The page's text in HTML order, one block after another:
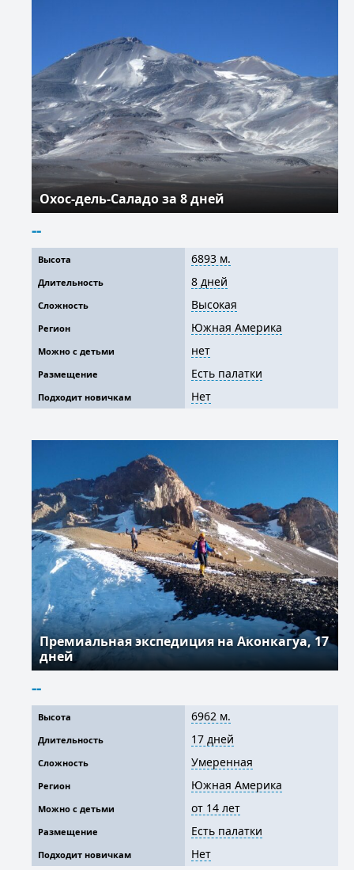
Охос-дель-Саладо за 8 дней
--
Высота 6893 м.
Длительность 8 дней
Сложность Высокая
Регион Южная Америка
Можно с детьми нет
Размещение Есть палатки
Подходит новичкам Нет
Премиальная экспедиция на Аконкагуа, 17
дней
--
Высота 6962 м.
Длительность 17 дней
Сложность Умеренная
Регион Южная Америка
Можно с детьми от 14 лет
Размещение Есть палатки
Подходит новичкам Нет